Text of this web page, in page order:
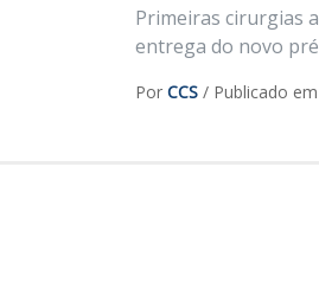
Primeiras cirurgias
entrega do novo
Por CCS / Publicado em